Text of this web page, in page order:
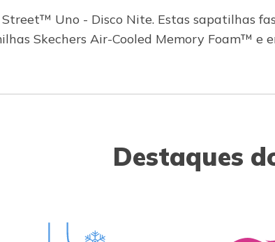
Uno - Disco Nite. Estas sapatilhas
Skechers Air-Cooled Memory Foam™ e
Destaques